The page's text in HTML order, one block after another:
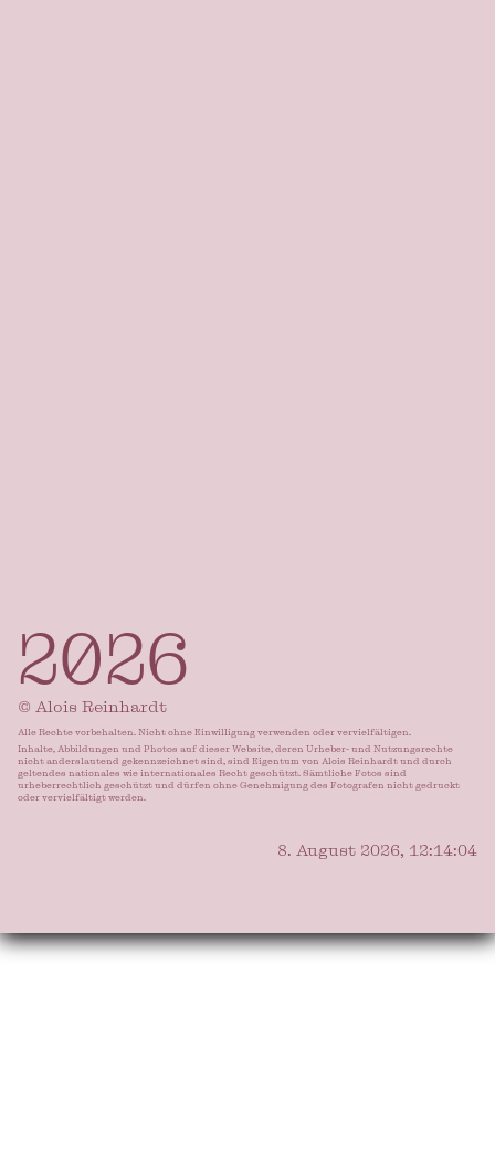
2026
© Alois Reinhardt
Alle Rechte vorbehalten. Nicht ohne Einwilligung verwenden oder vervielfältigen.
Inhalte, Abbildungen und Photos auf dieser Website, deren Urheber- und Nutzungsrechte
nicht anderslautend gekennzeichnet sind, sind Eigentum von Alois Reinhardt und durch
geltendes nationales wie internationales Recht geschützt. Sämtliche Fotos sind
urheberrechtlich geschützt und dürfen ohne Genehmigung des Fotografen nicht gedruckt
oder vervielfältigt werden.
8. August 2026, 12:14:07